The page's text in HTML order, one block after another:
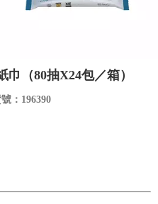
巾（80抽X24包／箱）
：196390